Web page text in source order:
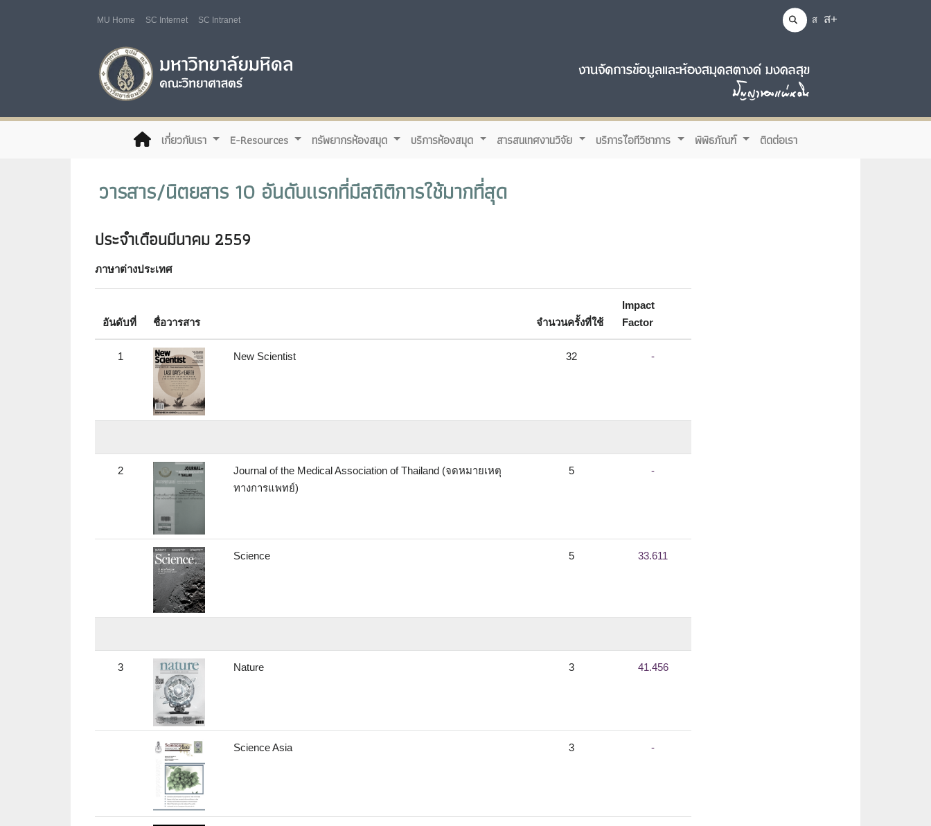
MU Home SC Internet SC Intranet ส ส+
(current)
เกี่ยวกับเรา E-Resources ทรัพยากรห้องสมุด บริการห้องสมุด สารสนเทศงานวิจัย บริการไอทีวิชาการ พิพิธภัณฑ์ ติดต่อเรา
วารสาร/นิตยสาร 10 อันดับแรกที่มีสถิติการใช้มากที่สุด
ประจำเดือนมีนาคม 2559
ภาษาต่างประเทศ
อันดับที่ ชื่อวารสาร จำนวนครั้งที่ใช้
Impact
Factor
1 New Scientist 32 -
2
Journal of the Medical Association of Thailand (จดหมายเหตุ
ทางการแพทย์)
5 -
Science 5 33.611
3 Nature 3 41.456
Science Asia 3 -